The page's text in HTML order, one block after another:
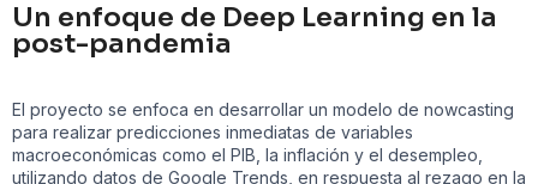
Un enfoque de Deep Learning en la
post-pandemia
El proyecto se enfoca en desarrollar un modelo de nowcasting
para realizar predicciones inmediatas de variables
macroeconómicas como el PIB, la inflación y el desempleo,
utilizando datos de Google Trends, en respuesta al rezago en la